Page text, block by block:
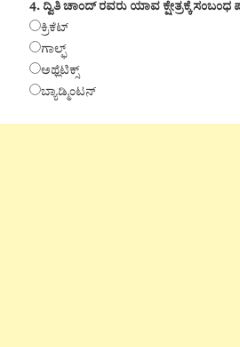
4. ದ್ವಿತಿ ಚಾಂದ್ ರವರು ಯಾವ ಕ್ಷೇತ್ರಕ್ಕೆ ಸಂಬಂಧ
ಕ್ರಿಕೆಟ್
ಗಾಲ್ಫ್
ಅಥ್ಲೆಟಿಕ್ಸ್
ಬ್ಯಾಡ್ಮಿಂಟನ್